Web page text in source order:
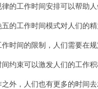
工作时间安排可以帮助人
工作时间模式对人们的精
间的限制，人们需要在规
束可以激发人们的工作积
，人们也有更多的时间去